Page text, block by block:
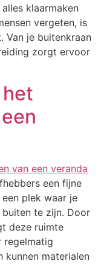
klaarmaken
vergeten, is
Van je buitenkraan
zorgt ervoor
een fijne
plek waar je
te zijn. Door
deze ruimte
regelmatig
kunnen materialen